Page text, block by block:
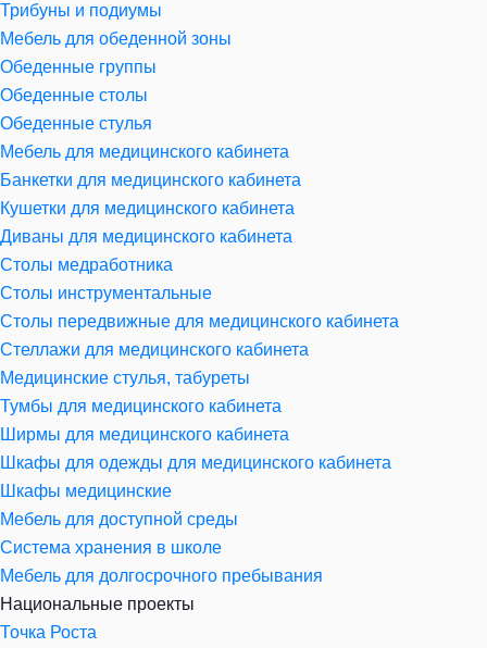
Трибуны и подиумы
Мебель для обеденной зоны
Обеденные группы
Обеденные столы
Обеденные стулья
Мебель для медицинского кабинета
Банкетки для медицинского кабинета
Кушетки для медицинского кабинета
Диваны для медицинского кабинета
Столы медработника
Столы инструментальные
Столы передвижные для медицинского кабинета
Стеллажи для медицинского кабинета
Медицинские стулья, табуреты
Тумбы для медицинского кабинета
Ширмы для медицинского кабинета
Шкафы для одежды для медицинского кабинета
Шкафы медицинские
Мебель для доступной среды
Система хранения в школе
Мебель для долгосрочного пребывания
Национальные проекты
Точка Роста